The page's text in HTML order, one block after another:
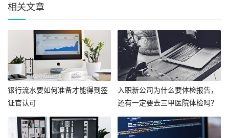
相关文章
银行流水要如何准备才能得到签
证官认可
入职新公司为什么要体检报告，
还有一定要去三甲医院体检吗？